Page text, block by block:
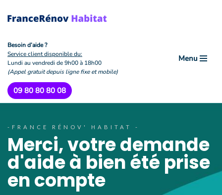
Aller
contenu
Besoin d’aide ?
Service client disponible du:
Lundi au vendredi de 9h00 à 18h00
(Appel gratuit depuis ligne fixe et mobile)
Menu
09 80 80 80 08
-FRANCE RÉNOV' HABITAT -
Merci, votre demande
d'aide à bien été prise
en compte